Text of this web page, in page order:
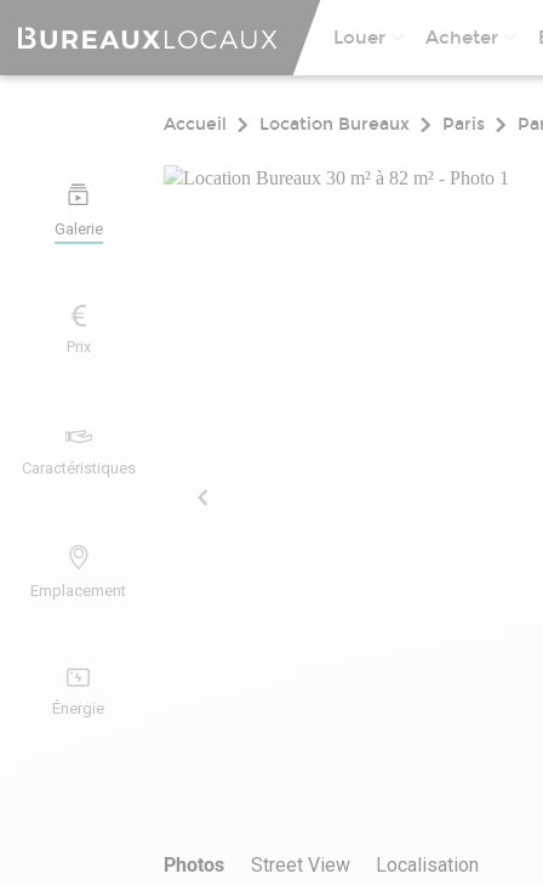
Louer Acheter
Galerie
Prix
Caractéristiques
Emplacement
Énergie
Accueil Location Bureaux Paris
Photos Street View Localisation